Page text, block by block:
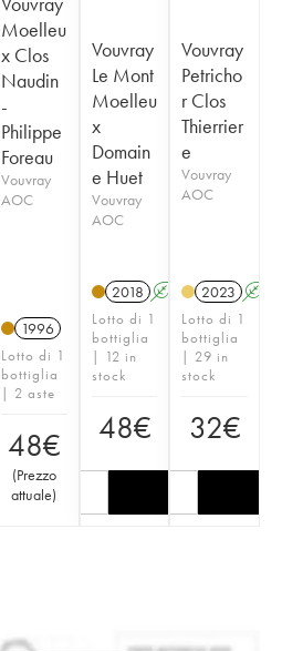
Moelleu
x Clos
Naudin
-
Philippe
Foreau
Vouvray
AOC
1996
Lotto di 1
bottiglia
| 2 aste
48€
(Prezzo
attuale)
Vouvray
Le Mont
Moelleu
x
Domain
e Huet
Vouvray
AOC
2018 A S
Lotto di 1
bottiglia
| 12 in
stock
48€
Vouvray
Petricho
r Clos
Thierrier
e
Vouvray
AOC
2023 A
Lotto di 1
bottiglia
| 29 in
stock
32€